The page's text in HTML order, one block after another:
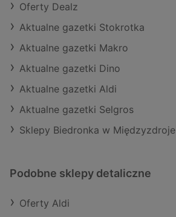
Oferty Dealz
Aktualne gazetki Stokrotka
Aktualne gazetki Makro
Aktualne gazetki Dino
Aktualne gazetki Aldi
Aktualne gazetki Selgros
Sklepy Biedronka w Międzyzdroje
Podobne sklepy detaliczne
Oferty Aldi